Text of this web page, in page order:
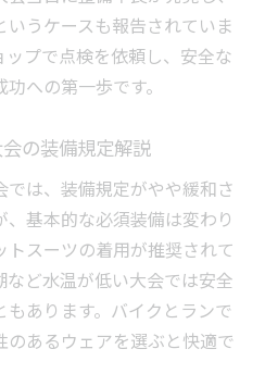
うケースも報告されていま
プで点検を依頼し、安全な
への第一歩です。
の装備規定解説
では、装備規定がやや緩和さ
基本的な必須装備は変わり
トスーツの着用が推奨されて
ど水温が低い大会では安全
あります。バイクとランで
あるウェアを選ぶと快適で